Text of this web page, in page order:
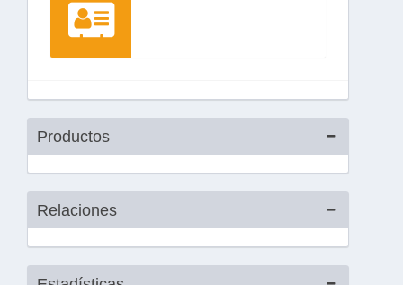
Productos
Relaciones